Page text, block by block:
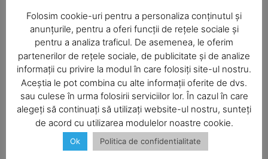
Din cauza unei lumânări
nesupravegheate, o bătrână a rămas
fără casă
Camion răsturnat
Folosim cookie-uri pentru a personaliza conținutul și
anunțurile, pentru a oferi funcții de rețele sociale și
pentru a analiza traficul. De asemenea, le oferim
partenerilor de rețele sociale, de publicitate și de analize
informații cu privire la modul în care folosiți site-ul nostru.
Aceștia le pot combina cu alte informații oferite de dvs.
sau culese în urma folosirii serviciilor lor. În cazul în care
alegeți să continuați să utilizați website-ul nostru, sunteți
de acord cu utilizarea modulelor noastre cookie.
Ok Politica de confidentialitate